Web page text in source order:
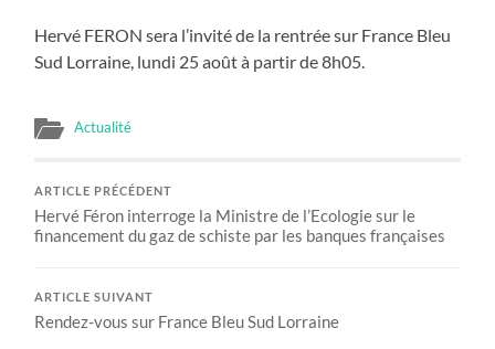
Hervé FERON sera l’invité de la rentrée sur France Bleu
Sud Lorraine, lundi 25 août à partir de 8h05.
Actualité
ARTICLE PRÉCÉDENT
Hervé Féron interroge la Ministre de l’Ecologie sur le
financement du gaz de schiste par les banques françaises
ARTICLE SUIVANT
Rendez-vous sur France Bleu Sud Lorraine